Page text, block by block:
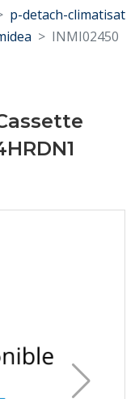
p-detach-climatisat
INMI02450